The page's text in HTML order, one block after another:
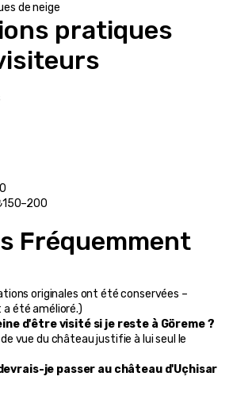
de neige
pratiques
Fréquemment
originales ont été conservées –
été amélioré.)
d'être visité si je reste à Göreme ?
je passer au château d'Uçhisar